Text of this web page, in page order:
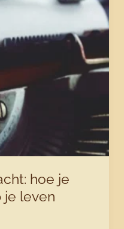
hoe je
je leven